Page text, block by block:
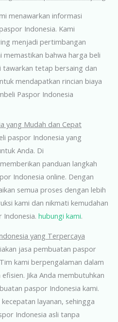
menawarkan informasi
Indonesia. Kami
menjadi pertimbangan
memastikan bahwa harga beli
tawarkan tetap bersaing dan
mendapatkan rincian biaya
Paspor Indonesia
yang Mudah dan Cepat
paspor Indonesia yang
Anda. Di
panduan langkah
Indonesia online. Dengan
semua proses dengan lebih
kami dan nikmati kemudahan
Indonesia. hubungi kami.
yang Terpercaya
jasa pembuatan paspor
kami berpengalaman dalam
Jika Anda membutuhkan
paspor Indonesia kami.
layanan, sehingga
Indonesia asli tanpa